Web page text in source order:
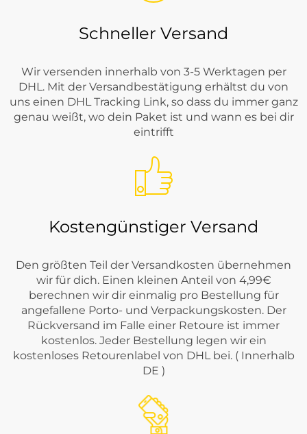
Schneller Versand
Wir versenden innerhalb von 3-5 Werktagen per
DHL. Mit der Versandbestätigung erhältst du von
uns einen DHL Tracking Link, so dass du immer ganz
genau weißt, wo dein Paket ist und wann es bei dir
eintrifft
Kostengünstiger Versand
Den größten Teil der Versandkosten übernehmen
wir für dich. Einen kleinen Anteil von 4,99€
berechnen wir dir einmalig pro Bestellung für
angefallene Porto- und Verpackungskosten. Der
Rückversand im Falle einer Retoure ist immer
kostenlos. Jeder Bestellung legen wir ein
kostenloses Retourenlabel von DHL bei. ( Innerhalb
DE )